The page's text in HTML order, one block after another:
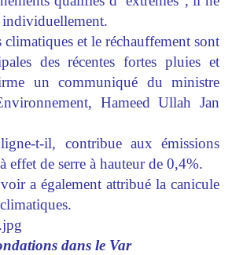
climatiques et le réchauffement sont
des récentes fortes pluies et
un communiqué du ministre
Hameed Ullah Jan
t-il, contribue aux émissions
effet de serre à hauteur de 0,4%.
a également attribué la canicule
dans le Var